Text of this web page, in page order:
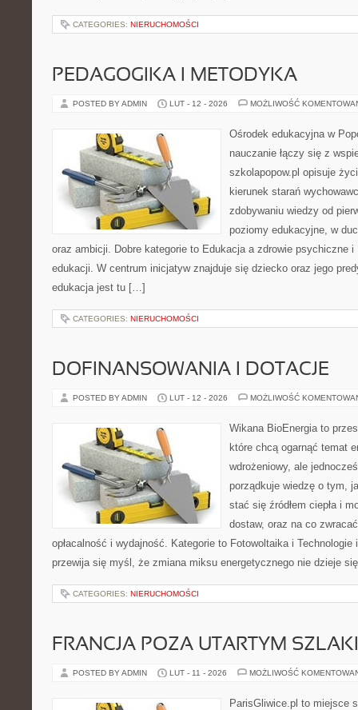
CATEGORIES: NIERUCHOMOŚCI
PEDAGOGIKA I METODYKA
POSTED BY ADMIN LUT - 12 - 2026 MOŻLIWOŚĆ
Ośrodek edukacyjna w
nauczanie łączy się z
szkolapopow.pl opisuje
kierunek starań
zdobywaniu wiedzy od
poziomy edukacyjne, w
oraz ambicji. Dobre kategorie to Edukacja a zdrowie psychiczne
edukacji. W centrum inicjatyw znajduje się dziecko oraz jego
edukacja jest tu […]
CATEGORIES: NIERUCHOMOŚCI
DOFINANSOWANIA I DOTACJE
POSTED BY ADMIN LUT - 12 - 2026 MOŻLIWOŚĆ
Wikana BioEnergia to
które chcą ogarnąć temat
wdrożeniowy, ale
porządkuje wiedzę o tym,
stać się źródłem ciepła i
dostaw, oraz na co
opłacalność i wydajność. Kategorie to Fotowoltaika i Technologie
przewija się myśl, że zmiana miksu energetycznego nie dzieje
CATEGORIES: NIERUCHOMOŚCI
FRANCJA POZA UTARTYM
POSTED BY ADMIN LUT - 11 - 2026 MOŻLIWOŚĆ
ParisGliwice.pl to miejsce